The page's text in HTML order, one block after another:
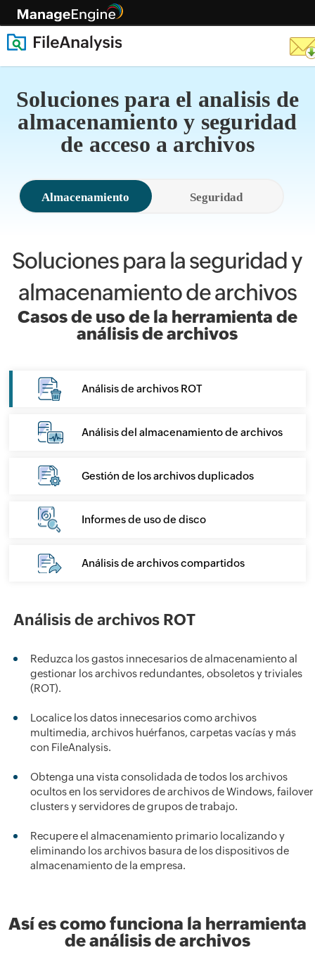
Soluciones para el analisis de
almacenamiento y seguridad
de acceso a archivos
Almacenamiento Seguridad
Soluciones para la seguridad y
almacenamiento de archivos
Casos de uso de la herramienta de
análisis de archivos
Análisis de archivos ROT
Análisis del almacenamiento de archivos
Gestión de los archivos duplicados
Informes de uso de disco
Análisis de archivos compartidos
Análisis de archivos ROT
Reduzca los gastos innecesarios de almacenamiento al
gestionar los archivos redundantes, obsoletos y triviales
(ROT).
Localice los datos innecesarios como archivos
multimedia, archivos huérfanos, carpetas vacías y más
con FileAnalysis.
Obtenga una vista consolidada de todos los archivos
ocultos en los servidores de archivos de Windows, failover
clusters y servidores de grupos de trabajo.
Recupere el almacenamiento primario localizando y
eliminando los archivos basura de los dispositivos de
almacenamiento de la empresa.
Así es como funciona la herramienta
de análisis de archivos